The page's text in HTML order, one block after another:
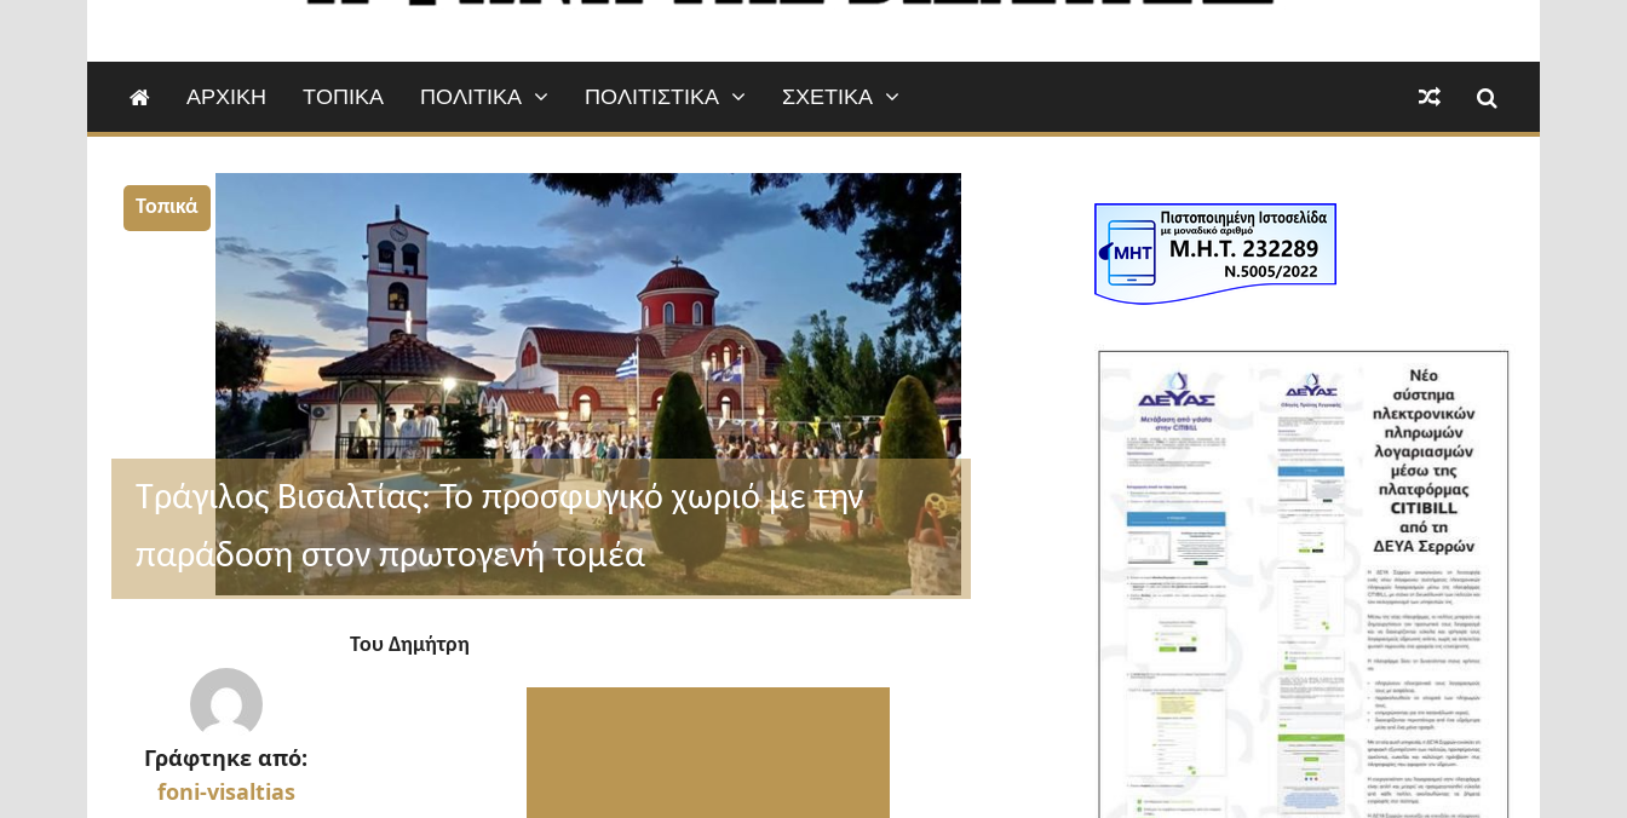
ΑΡΧΙΚΗ ΤΟΠΙΚΑ ΠΟΛΙΤΙΚΑ ΠΟΛΙΤΙΣΤΙΚΑ ΣΧΕΤΙΚΑ
Τοπικά
Τράγιλος Βισαλτίας: Το προσφυγικό χωριό με την
παράδοση στον πρωτογενή τομέα
Γράφτηκε από:
foni-visaltias
Του Δημήτρη